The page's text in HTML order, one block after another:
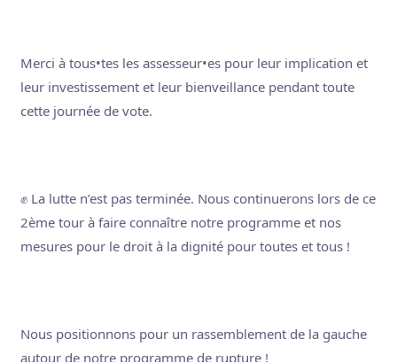
Merci à tous•tes les assesseur•es pour leur implication et
leur investissement et leur bienveillance pendant toute
cette journée de vote.
✊ La lutte n’est pas terminée. Nous continuerons lors de ce
2ème tour à faire connaître notre programme et nos
mesures pour le droit à la dignité pour toutes et tous !
Nous positionnons pour un rassemblement de la gauche
autour de notre programme de rupture !